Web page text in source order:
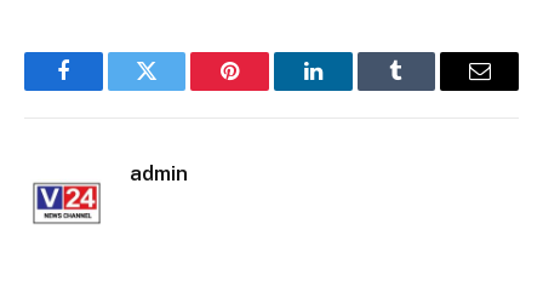
FacebookTwitter Pinterest LinkedInTumblr Email
admin